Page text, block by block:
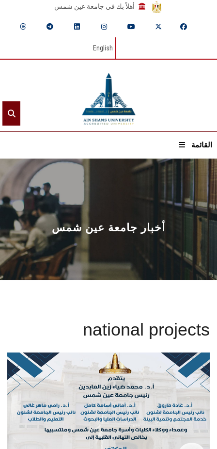
أهلاً بك في جامعة عين شمس
English
القائمة
الرئيسيـة
عن الجامعة
القطاعـات
الشئون الأكاديمية
البحث العلمي
الأنظمة الذكية
الإعلام
تواصل معنا
أخبار جامعة عين شمس
national projects